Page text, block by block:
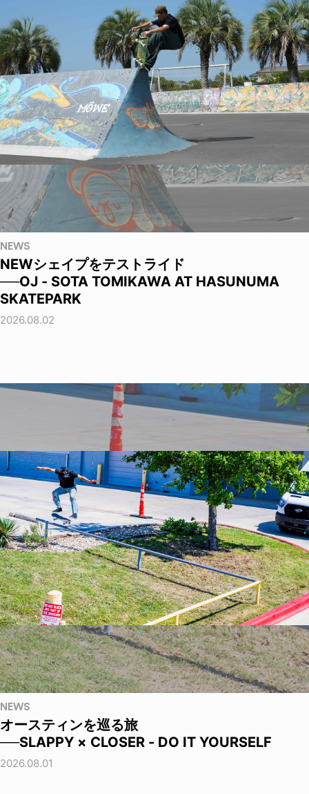
NEWS
NEWシェイプをテストライド
──OJ - SOTA TOMIKAWA AT HASUNUMA
SKATEPARK
2026.08.02
NEWS
オースティンを巡る旅
──SLAPPY × CLOSER - DO IT YOURSELF
2026.08.01